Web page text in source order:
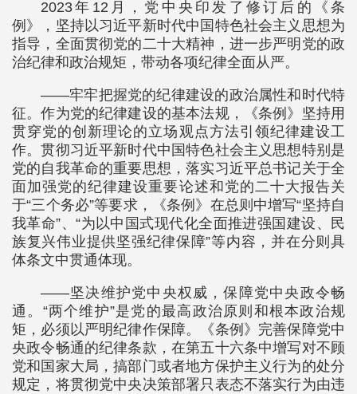
2023年12月，党中央印发了修订后的《条
例》，坚持以习近平新时代中国特色社会主义思想为
指导，全面贯彻党的二十大精神，进一步严明党的政
治纪律和政治规矩，带动各项纪律全面从严。
——牢牢把握党的纪律建设的政治属性和时代特
征。作为党的纪律建设的基本法规，《条例》坚持用
贯穿党的创新理论的立场观点方法引领纪律建设工
作。贯彻习近平新时代中国特色社会主义思想特别是
党的自我革命的重要思想，落实习近平总书记关于全
面加强党的纪律建设重要论述和党的二十大报告关
于“三个务必”等要求，《条例》在总则中增写“坚持自
我革命”、“为以中国式现代化全面推进强国建设、民
族复兴伟业提供坚强纪律保障”等内容，并在分则具
体条文中贯通体现。
——坚决维护党中央权威，保障党中央政令畅
通。“两个维护”是党的最高政治原则和根本政治规
矩，必须以严明纪律作保障。《条例》完善保障党中
央政令畅通的纪律条款，在第五十六条中增写对不顾
党和国家大局，搞部门或者地方保护主义行为的处分
规定，将贯彻党中央决策部署只表态不落实行为由违